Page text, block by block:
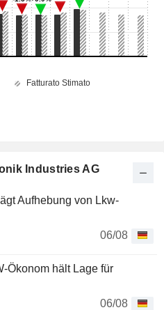
Industries AG
Aufhebung von Lkw-
06/08
Ökonom hält Lage für
06/08